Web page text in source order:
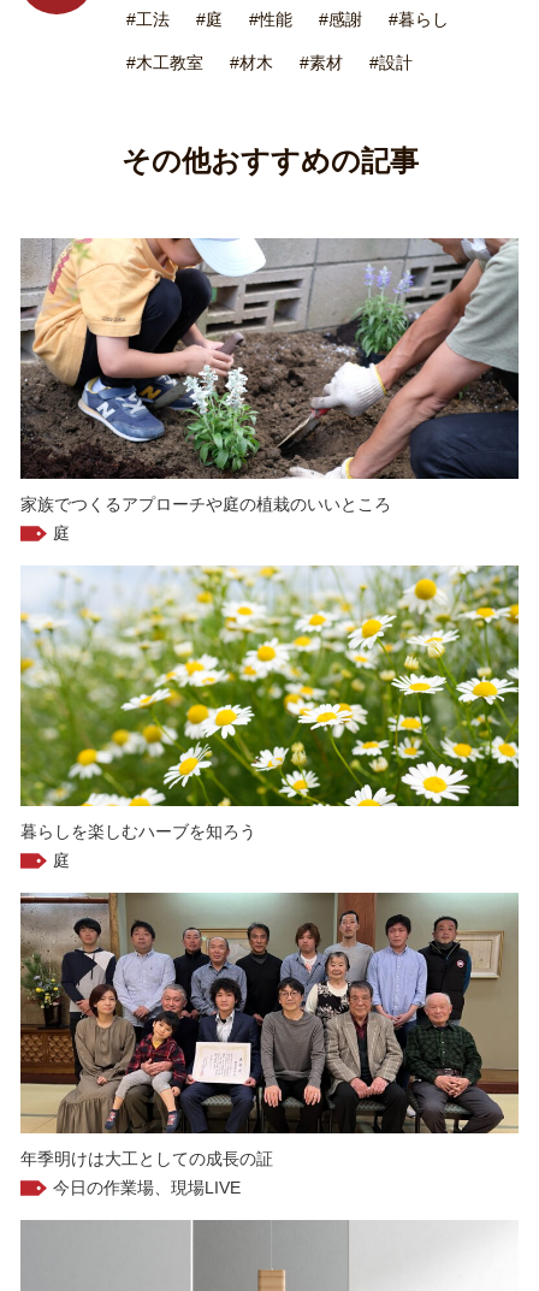
#工法 #庭 #性能 #感謝 #暮らし
#木工教室 #材木 #素材 #設計
その他おすすめの記事
家族でつくるアプローチや庭の植栽のいいところ
庭
暮らしを楽しむハーブを知ろう
庭
年季明けは大工としての成長の証
今日の作業場、現場LIVE